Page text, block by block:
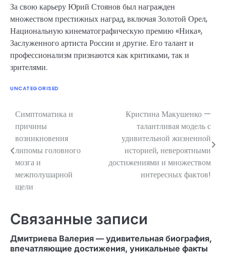
За свою карьеру Юрий Стоянов был награжден
множеством престижных наград, включая Золотой Орел,
Национальную кинематографическую премию «Ника»,
Заслуженного артиста России и другие. Его талант и
профессионализм признаются как критиками, так и
зрителями.
UNCATEGORISED
Навигация
по
записям
Симптоматика и
причины
возникновения
липомы головного
мозга и
межполушарной
щели
Кристина Макушенко —
талантливая модель с
удивительной жизненной
историей, невероятными
достижениями и множеством
интересных фактов!
Связанные записи
Дмитриева Валерия — удивительная биография,
впечатляющие достижения, уникальные факты